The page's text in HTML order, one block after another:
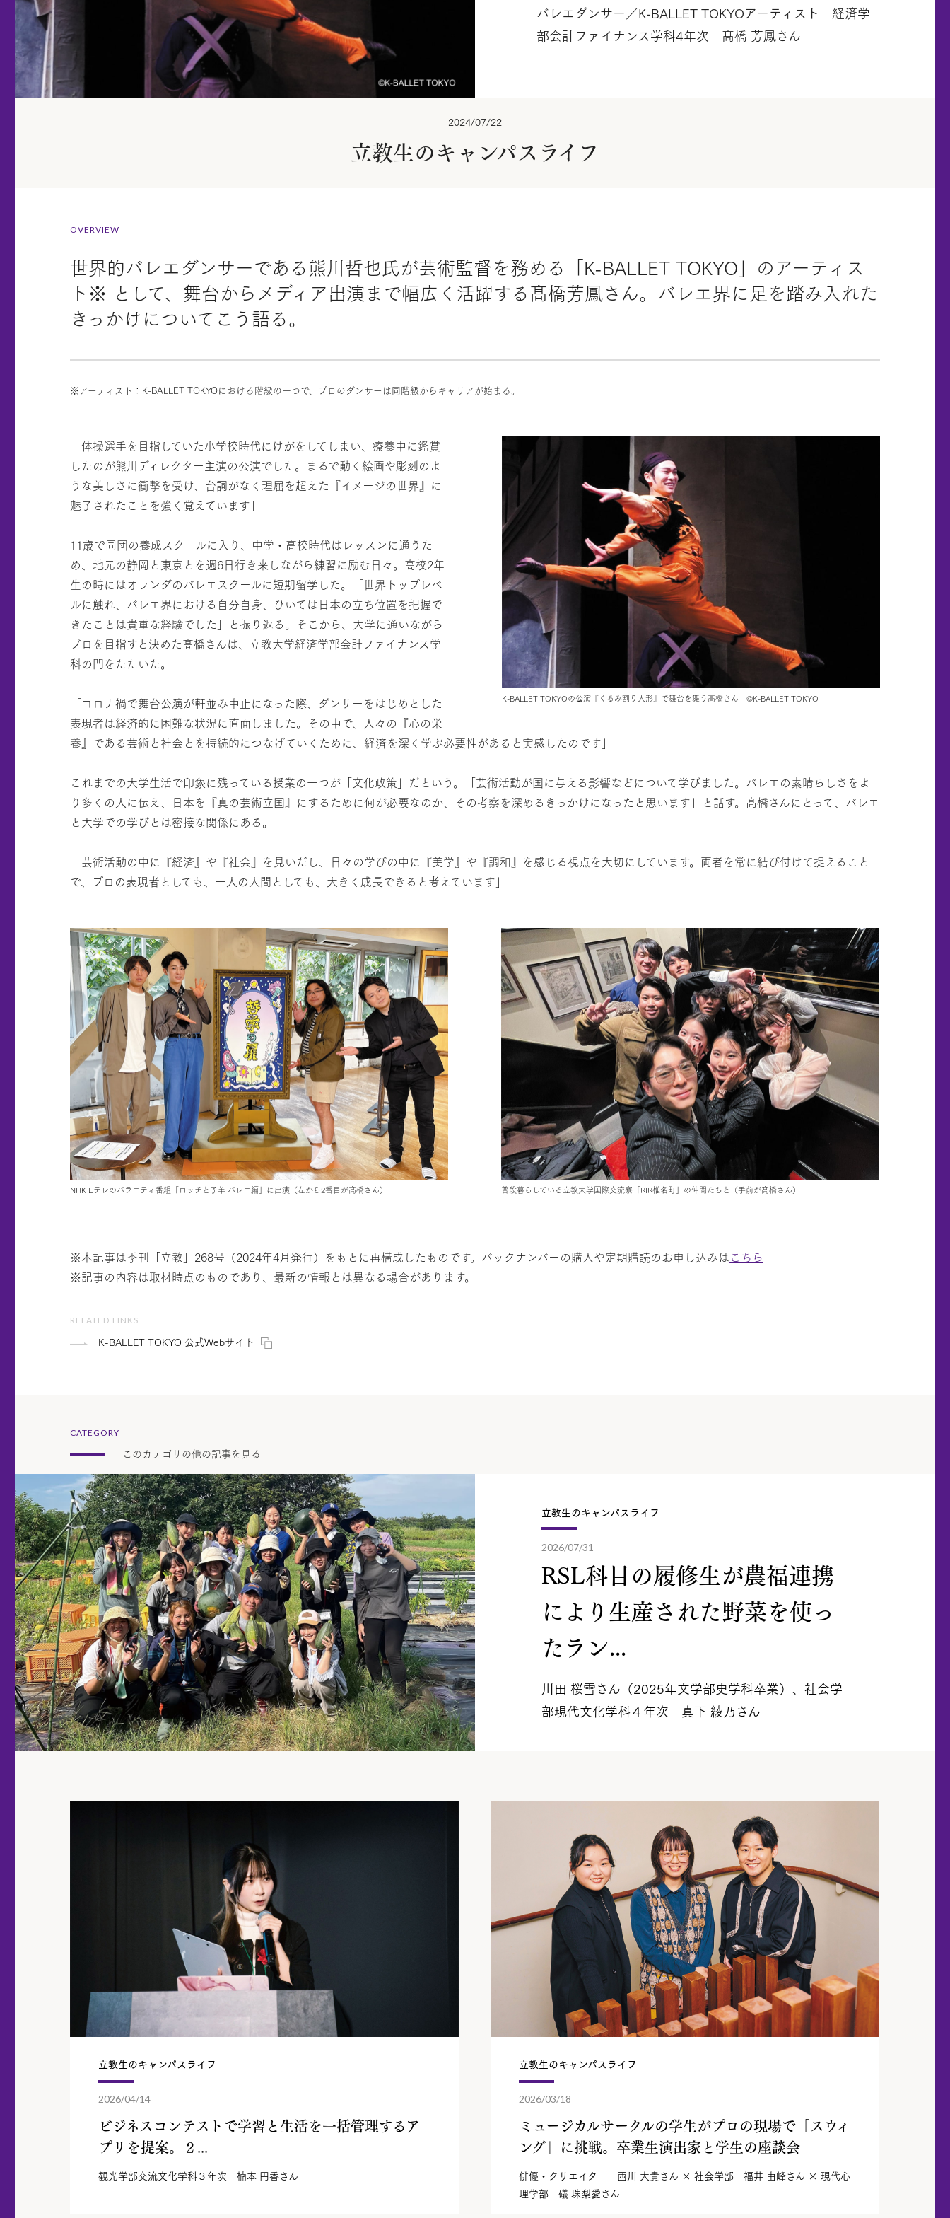
バレエダンサー／K-BALLET TOKYOアーティスト 経済学
部会計ファイナンス学科4年次 髙橋 芳鳳さん
2024/07/22
立教生のキャンパスライフ
OVERVIEW
世界的バレエダンサーである熊川哲也氏が芸術監督を務める「K-BALLET TOKYO」のアーティス
ト※ として、舞台からメディア出演まで幅広く活躍する髙橋芳鳳さん。バレエ界に足を踏み入れた
きっかけについてこう語る。
※アーティスト：K-BALLET TOKYOにおける階級の一つで、プロのダンサーは同階級からキャリアが始まる。
K-BALLET TOKYOの公演『くるみ割り人形』で舞台を舞う髙橋さん ©K-BALLET TOKYO
「体操選手を目指していた小学校時代にけがをしてしまい、療養中に鑑賞
したのが熊川ディレクター主演の公演でした。まるで動く絵画や彫刻のよ
うな美しさに衝撃を受け、台詞がなく理屈を超えた『イメージの世界』に
魅了されたことを強く覚えています」
11歳で同団の養成スクールに入り、中学・高校時代はレッスンに通うた
め、地元の静岡と東京とを週6日行き来しながら練習に励む日々。高校2年
生の時にはオランダのバレエスクールに短期留学した。「世界トップレベ
ルに触れ、バレエ界における自分自身、ひいては日本の立ち位置を把握で
きたことは貴重な経験でした」と振り返る。そこから、大学に通いながら
プロを目指すと決めた髙橋さんは、立教大学経済学部会計ファイナンス学
科の門をたたいた。
「コロナ禍で舞台公演が軒並み中止になった際、ダンサーをはじめとした
表現者は経済的に困難な状況に直面しました。その中で、人々の『心の栄
養』である芸術と社会とを持続的につなげていくために、経済を深く学ぶ必要性があると実感したのです」
これまでの大学生活で印象に残っている授業の一つが「文化政策」だという。「芸術活動が国に与える影響などについて学びました。バレエの素晴らしさをよ
り多くの人に伝え、日本を『真の芸術立国』にするために何が必要なのか、その考察を深めるきっかけになったと思います」と話す。髙橋さんにとって、バレエ
と大学での学びとは密接な関係にある。
「芸術活動の中に『経済』や『社会』を見いだし、日々の学びの中に『美学』や『調和』を感じる視点を大切にしています。両者を常に結び付けて捉えること
で、プロの表現者としても、一人の人間としても、大きく成長できると考えています」
NHK Eテレのバラエティ番組「ロッチと子羊 バレエ編」に出演（左から2番目が髙橋さん） 普段暮らしている立教大学国際交流寮「RIR椎名町」の仲間たちと（手前が髙橋さん）
※本記事は季刊「立教」268号（2024年4月発行）をもとに再構成したものです。バックナンバーの購入や定期購読のお申し込みはこちら
※記事の内容は取材時点のものであり、最新の情報とは異なる場合があります。
RELATED LINKS
K-BALLET TOKYO 公式Webサイト
CATEGORY
このカテゴリの他の記事を見る
立教生のキャンパスライフ
2026/07/31
RSL科目の履修生が農福連携
により生産された野菜を使っ
たラン...
川田 桜雪さん（2025年文学部史学科卒業）、社会学
部現代文化学科４年次 真下 綾乃さん
立教生のキャンパスライフ
2026/04/14
ビジネスコンテストで学習と生活を一括管理するア
プリを提案。２...
観光学部交流文化学科３年次 楠本 円香さん
立教生のキャンパスライフ
2026/03/18
ミュージカルサークルの学生がプロの現場で「スウィ
ング」に挑戦。 卒業生演出家と学生の座談会
俳優・クリエイター 西川 大貴さん × 社会学部 福井 由峰さん × 現代心
理学部 礒 珠梨愛さん